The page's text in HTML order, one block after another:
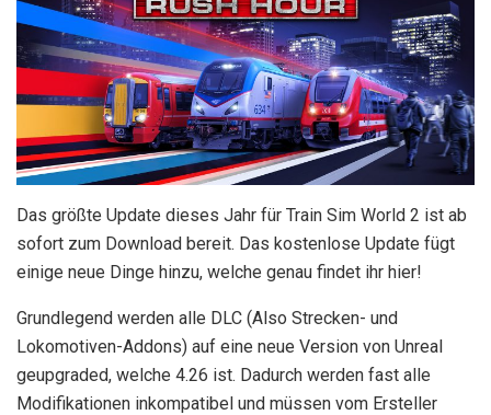
Das größte Update dieses Jahr für Train Sim World 2 ist ab
sofort zum Download bereit. Das kostenlose Update fügt
einige neue Dinge hinzu, welche genau findet ihr hier!
Grundlegend werden alle DLC (Also Strecken- und
Lokomotiven-Addons) auf eine neue Version von Unreal
geupgraded, welche 4.26 ist. Dadurch werden fast alle
Modifikationen inkompatibel und müssen vom Ersteller